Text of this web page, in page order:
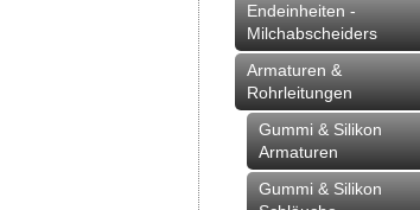
Endeinheiten -
Milchabscheiders
Armaturen &
Rohrleitungen
Gummi & Silikon
Armaturen
Gummi & Silikon